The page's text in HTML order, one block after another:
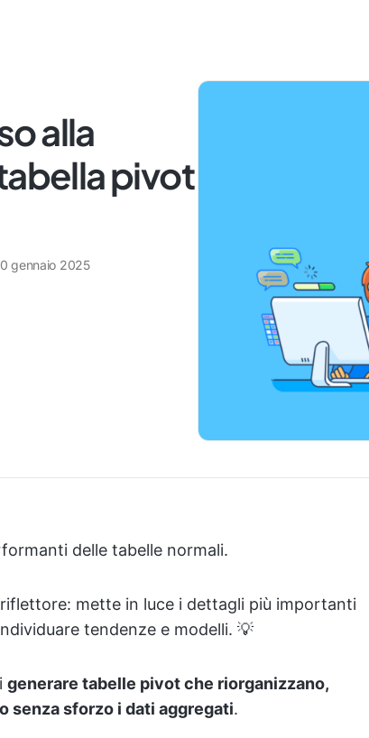
alla
pivot
gennaio 2025
delle tabelle normali.
mette in luce i dettagli più importanti
tendenze e modelli. 💡
generare tabelle pivot che riorganizzano,
senza sforzo i dati aggregati.